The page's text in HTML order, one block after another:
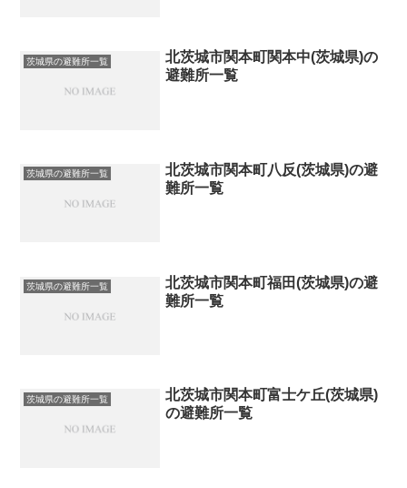
茨城県の避難所一覧
北茨城市関本町関本中(茨城県)の
避難所一覧
茨城県の避難所一覧
北茨城市関本町八反(茨城県)の避
難所一覧
茨城県の避難所一覧
北茨城市関本町福田(茨城県)の避
難所一覧
茨城県の避難所一覧
北茨城市関本町富士ケ丘(茨城県)
の避難所一覧